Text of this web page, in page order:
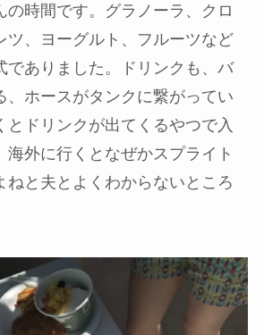
の時間です。グラノーラ、クロ
ツ、ヨーグルト、フルーツなど
でありました。ドリンクも、バ
、ホースがタンクに繋がってい
とドリンクが出てくるやつで入
海外に行くとなぜかスプライト
ねと夫とよくわからないところ